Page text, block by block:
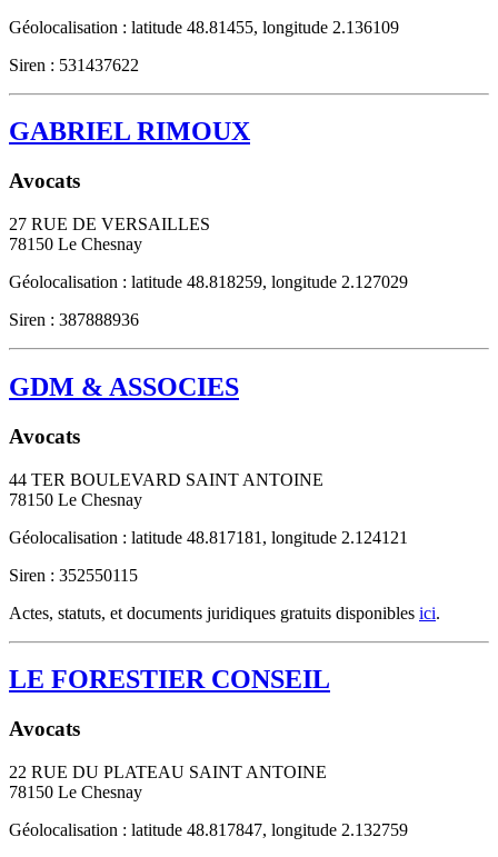
Géolocalisation : latitude 48.81455, longitude 2.136109
Siren : 531437622
GABRIEL RIMOUX
Avocats
27 RUE DE VERSAILLES
78150 Le Chesnay
Géolocalisation : latitude 48.818259, longitude 2.127029
Siren : 387888936
GDM & ASSOCIES
Avocats
44 TER BOULEVARD SAINT ANTOINE
78150 Le Chesnay
Géolocalisation : latitude 48.817181, longitude 2.124121
Siren : 352550115
Actes, statuts, et documents juridiques gratuits disponibles ici.
LE FORESTIER CONSEIL
Avocats
22 RUE DU PLATEAU SAINT ANTOINE
78150 Le Chesnay
Géolocalisation : latitude 48.817847, longitude 2.132759